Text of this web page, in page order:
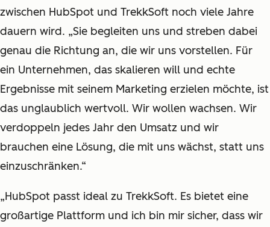
zwischen HubSpot und TrekkSoft noch viele Jahre
dauern wird. „Sie begleiten uns und streben dabei
genau die Richtung an, die wir uns vorstellen. Für
ein Unternehmen, das skalieren will und echte
Ergebnisse mit seinem Marketing erzielen möchte, ist
das unglaublich wertvoll. Wir wollen wachsen. Wir
verdoppeln jedes Jahr den Umsatz und wir
brauchen eine Lösung, die mit uns wächst, statt uns
einzuschränken.“
„HubSpot passt ideal zu TrekkSoft. Es bietet eine
großartige Plattform und ich bin mir sicher, dass wir